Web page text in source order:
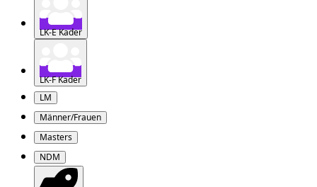
LK-E Kader
LK-F Kader
LM
Männer/Frauen
Masters
NDM